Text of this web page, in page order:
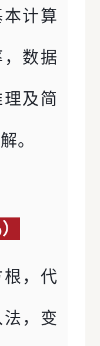
计算
数据
及简
。
，代
，变